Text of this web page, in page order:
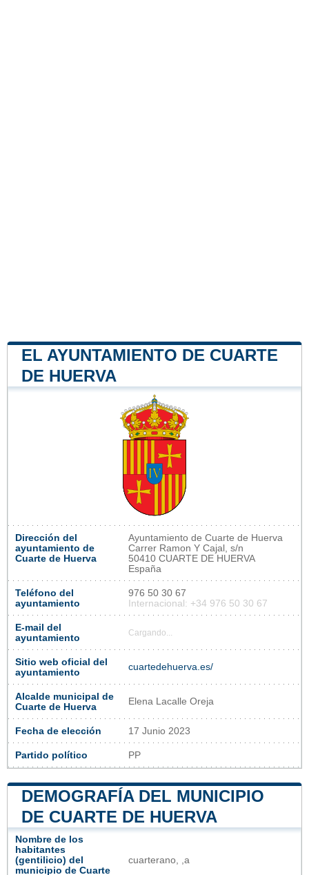
EL AYUNTAMIENTO DE CUARTE
DE HUERVA
Dirección del
ayuntamiento de
Cuarte de Huerva
Ayuntamiento de Cuarte de Huerva
Carrer Ramon Y Cajal, s/n
50410 CUARTE DE HUERVA
España
Teléfono del
ayuntamiento
976 50 30 67
Internacional: +34 976 50 30 67
E-mail del
ayuntamiento
Cargando...
Sitio web oficial del
ayuntamiento
cuartedehuerva.es/
Alcalde municipal de
Cuarte de Huerva
Elena Lacalle Oreja
Fecha de elección 17 Junio 2023
Partido político PP
DEMOGRAFÍA DEL MUNICIPIO
DE CUARTE DE HUERVA
Nombre de los
habitantes
(gentilicio) del
municipio de Cuarte
cuarterano, ,a